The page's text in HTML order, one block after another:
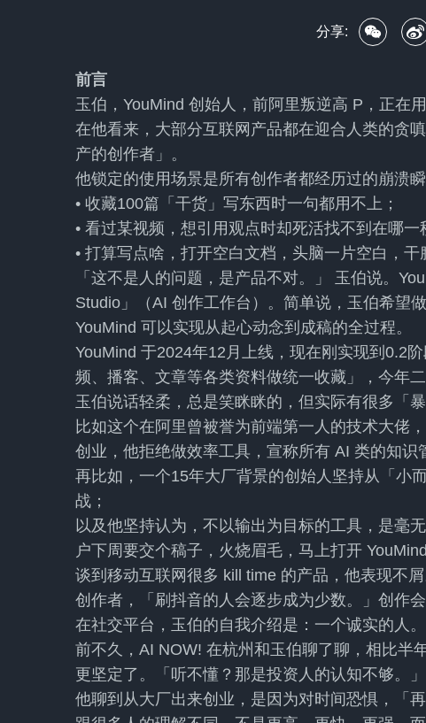
分享:
前言
玉伯，YouMind 创始人，前阿里叛逆高 P，正在
在他看来，大部分互联网产品都在迎合人类的贪
产的创作者」。
他锁定的使用场景是所有创作者都经历过的崩溃瞬
• 收藏100篇「干货」写东西时一句都用不上；
• 看过某视频，想引用观点时却死活找不到在哪一
• 打算写点啥，打开空白文档，头脑一片空白，干
「这不是人的问题，是产品不对。」 玉伯说。
Studio」（AI 创作工作台）。简单说，玉伯希望
YouMind 可以实现从起心动念到成稿的全过程。
YouMind 于2024年12月上线，现在刚实现到0.2
频、播客、文章等各类资料做统一收藏」，今年
玉伯说话轻柔，总是笑眯眯的，但实际有很多「暴
比如这个在阿里曾被誉为前端第一人的技术大佬
创业，他拒绝做效率工具，宣称所有 AI 类的知识
再比如，一个15年大厂背景的创始人坚持从「小
战；
以及他坚持认为，不以输出为目标的工具，是毫
户下周要交个稿子，火烧眉毛，马上打开
谈到移动互联网很多 kill time 的产品，他表现不
创作者，「刷抖音的人会逐步成为少数。」创作
在社交平台，玉伯的自我介绍是：一个诚实的人。
前不久，AI NOW! 在杭州和玉伯聊了聊，相比半
更坚定了。「听不懂？那是投资人的认知不够。」
他聊到从大厂出来创业，是因为对时间恐惧，「